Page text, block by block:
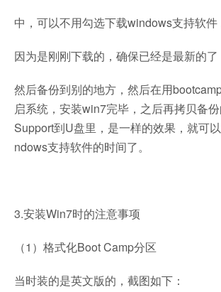
中，可以不用勾选下载windows支持软件
因为是刚刚下载的，确保已经是最新的了
然后备份到别的地方，然后在用
启系统，安装win7完毕，之后再拷贝备
Support到U盘里，是一样的效果，就可
ndows支持软件的时间了。
3.安装Win7时的注意事项
（1）格式化Boot Camp分区
当时装的是英文版的，截图如下：